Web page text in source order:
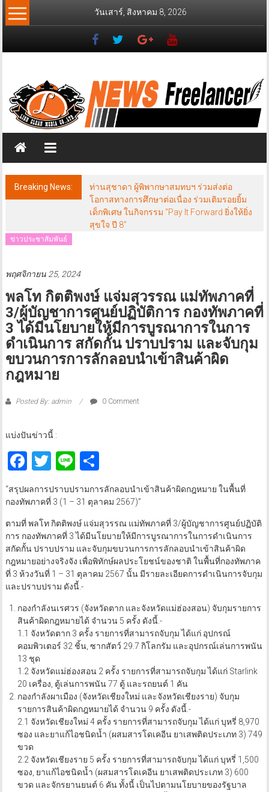
Skip
to
วันเสาร์, สิงหาคม 8, 2026
News
Freelancer
วส์
ฟรี
แลน
เซอร์
Breaking News:
ท่านสุชาดา ผู้พิพากษาสมทบฯ ร่วมส่งต่อ
โอกาสทางการศึกษาต่อเนื่อง ร่วมเติมรอยยิ้ม
เด็กพิเศษ ในกิจกรรม “Pay It Forward ยิ่งให้ยิ่ง
สุขใจ ปี 8”
ข่าวประชาสัมพันธ์
พฤศจิกายน 25, 2024
พลโท กิตติพงษ์ แจ่มสุวรรณ แม่ทัพภาคที่
3/ผู้บัญชาการศูนย์ปฏิบัติการ กองทัพภาคที่
3 ได้มีนโยบายให้มีการบูรณาการในการ
ดำเนินการ สกัดกั้น ปราบปราม และจับกุม
ขบวนการการลักลอบนำเข้าสินค้าผิด
กฎหมาย
Posted By: admin 0 Comment
แบ่งปันข่าวนี้ :
Facebook
Twitter
LineShare
“สรุปผลการปราบปรามการลักลอบนำเข้าสินค้าผิดกฎหมาย ในพื้นที่
กองทัพภาคที่ 3 (1 – 31 ตุลาคม 2567)”
ตามที่ พลโท กิตติพงษ์ แจ่มสุวรรณ แม่ทัพภาคที่ 3/ผู้บัญชาการศูนย์ปฏิบัติ
การ กองทัพภาคที่ 3 ได้มีนโยบายให้มีการบูรณาการในการดำเนินการ
สกัดกั้น ปราบปราม และจับกุมขบวนการการลักลอบนำเข้าสินค้าผิด
กฎหมายอย่างจริงจัง เพื่อพิทักษ์ผลประโยชน์ของชาติ ในพื้นที่กองทัพภาค
ที่ 3 ห้วงวันที่ 1 – 31 ตุลาคม 2567 นั้น มีรายละเอียดการดำเนินการจับกุม
และปราบปราม ดังนี้.-
กองกำลังนเรศวร (จังหวัดตาก และจังหวัดแม่ฮ่องสอน) จับกุมรายการ
สินค้าผิดกฎหมายได้ จำนวน 5 ครั้ง ดังนี้.-
1.1 จังหวัดตาก 3 ครั้ง รายการที่สามารถจับกุม ได้แก่ อุปกรณ์
คอมพิวเตอร์ 32 ชิ้น, ซากสัตว์ 29.7 กิโลกรัม และอุปกรณ์เล่นการพนัน
13 ชุด
1.2 จังหวัดแม่ฮ่องสอน 2 ครั้ง รายการที่สามารถจับกุม ได้แก่ Starlink
20 เครื่อง, ตู้เล่นการพนัน 77 ตู้ และรถยนต์ 1 คัน
กองกำลังผาเมือง (จังหวัดเชียงใหม่ และจังหวัดเชียงราย) จับกุม
รายการสินค้าผิดกฎหมายได้ จำนวน 9 ครั้ง ดังนี้.-
2.1 จังหวัดเชียงใหม่ 4 ครั้ง รายการที่สามารถจับกุม ได้แก่ บุหรี่ 8,970
ซอง และยาแก้ไอชนิดน้ำ (ผสมสารโดเคอีน ยาเสพติดประเภท 3) 749
ขวด
2.2 จังหวัดเชียงราย 5 ครั้ง รายการที่สามารถจับกุม ได้แก่ บุหรี่ 1,500
ซอง, ยาแก้ไอชนิดน้ำ (ผสมสารโดเคอีน ยาเสพติดประเภท 3) 600
ขวด และจักรยานยนต์ 6 คัน ทั้งนี้ เป็นไปตามนโยบายของรัฐบาล